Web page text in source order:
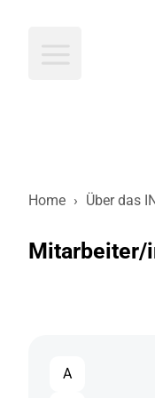
Home › Über das
Mitarbeiter/
Filter
A
Abteilung